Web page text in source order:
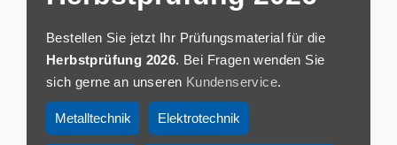
Bestellen Sie jetzt Ihr Prüfungsmaterial für die
Herbstprüfung 2026. Bei Fragen wenden Sie
sich gerne an unseren Kundenservice.
Metalltechnik Elektrotechnik